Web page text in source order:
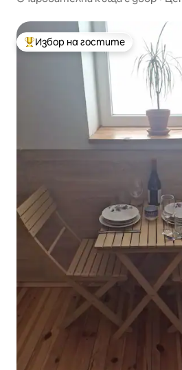
Най-популярен избор на гостите
Избор на гостите